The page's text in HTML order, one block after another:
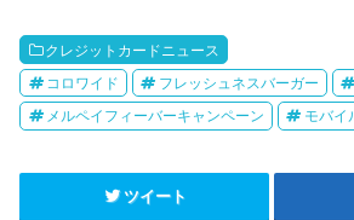
クレジットカードニュース
コロワイド
フレッシュネスバーガー
メルペイフィーバーキャンペーン
モバイ
ツイート